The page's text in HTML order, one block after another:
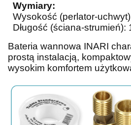
Wymiary:
Wysokość (perlator-
Długość (ściana-strumień):
Bateria wannowa INARI
prostą instalacją,
wysokim komfortem